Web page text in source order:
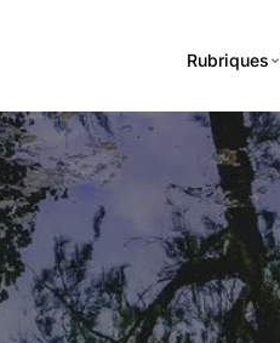
Rubriques